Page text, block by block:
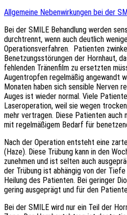
Allgemeine Nebenwirkungen bei der
Bei der SMILE Behandlung werden
durchtrennt, wenn auch deutlich
Operationsverfahren. Patienten
Benetzungsstörungen der Hornhaut,
fehlenden Tränenfilm zu ersetzten
Augentropfen regelmäßig angewandt
Monaten haben sich sensible Nerven
Auges ist wieder normal. Viele
Laseroperation, weil sie wegen
mehr vertragen. Diese Patienten auch
mit regelmäßigem Bedarf für
Nach der Operation entsteht eine
(Haze). Diese Trübung kann in den
zunehmen und ist selten auch
der Trübung ist abhängig von der
Heilung des Patienten. Bei geringer
gering ausgeprägt und für den
Bei der SMILE wird nur ein Teil der